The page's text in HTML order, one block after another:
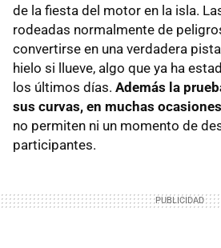
de la fiesta del motor en la isla.
rodeadas normalmente de
convertirse en una verdadera
hielo si llueve, algo que ya ha
los últimos días. Además la
sus curvas, en muchas
no permiten ni un momento de
participantes.